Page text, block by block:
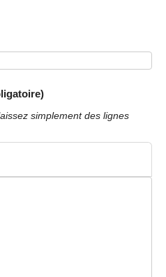
simplement des lignes